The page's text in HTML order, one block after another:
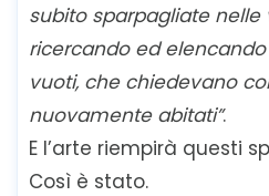
subito sparpagliate nelle
ricercando ed
vuoti, che chiedevano
nuovamente abitati”.
E l’arte riempirà questi
Così è stato.